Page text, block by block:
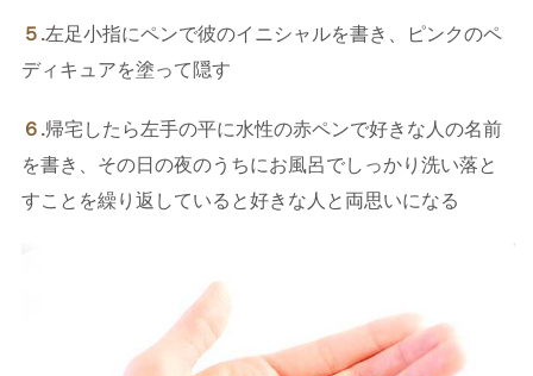
５.左足小指にペンで彼のイニシャルを書き、ピンクのペ
ディキュアを塗って隠す
６.帰宅したら左手の平に水性の赤ペンで好きな人の名前
を書き、その日の夜のうちにお風呂でしっかり洗い落と
すことを繰り返していると好きな人と両思いになる